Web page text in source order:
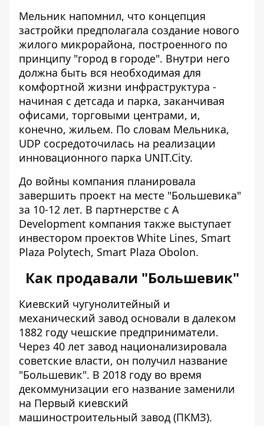
Мельник напомнил, что концепция
застройки предполагала создание нового
жилого микрорайона, построенного по
принципу "город в городе". Внутри него
должна быть вся необходимая для
комфортной жизни инфраструктура -
начиная с детсада и парка, заканчивая
офисами, торговыми центрами, и,
конечно, жильем. По словам Мельника,
UDP сосредоточилась на реализации
инновационного парка UNIT.City.
До войны компания планировала
завершить проект на месте "Большевика"
за 10-12 лет. В партнерстве с A
Development компания также выступает
инвестором проектов White Lines, Smart
Plaza Polytech, Smart Plaza Obolon.
Как продавали "Большевик"
Киевский чугунолитейный и
механический завод основали в далеком
1882 году чешские предприниматели.
Через 40 лет завод национализировала
советские власти, он получил название
"Большевик". В 2018 году во время
декоммунизации его название заменили
на Первый киевский
машиностроительный завод (ПКМЗ).